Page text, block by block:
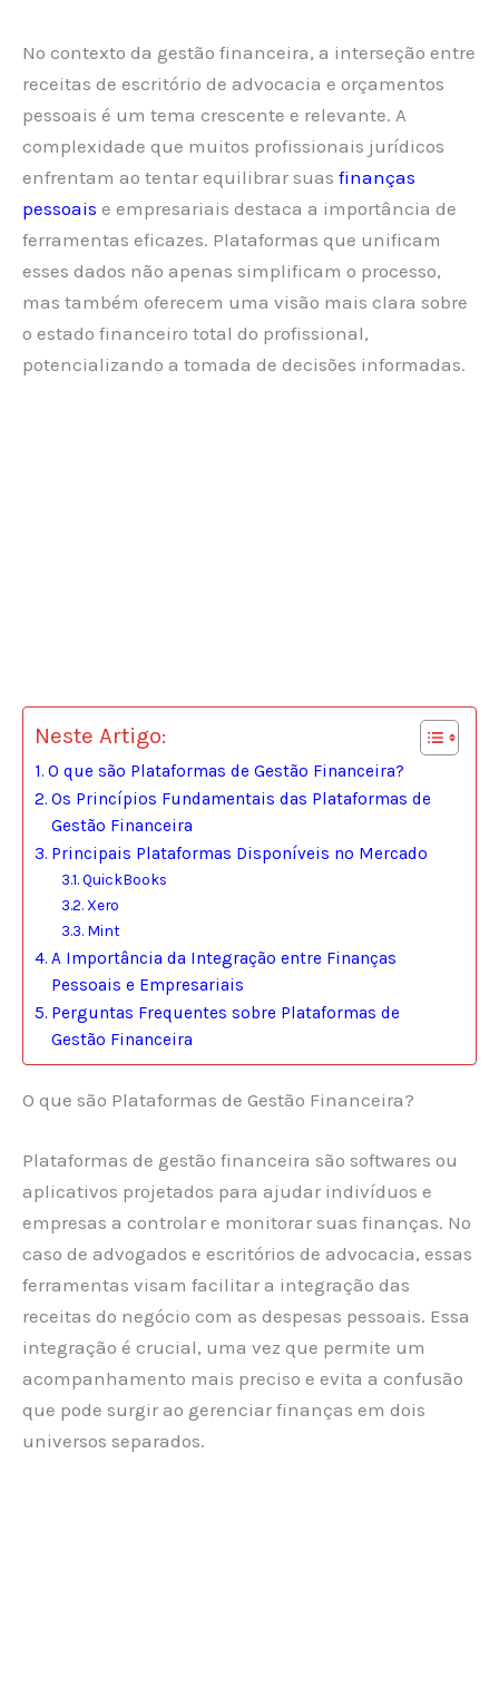
No contexto da gestão financeira, a interseção entre
receitas de escritório de advocacia e orçamentos
pessoais é um tema crescente e relevante. A
complexidade que muitos profissionais jurídicos
enfrentam ao tentar equilibrar suas finanças
pessoais e empresariais destaca a importância de
ferramentas eficazes. Plataformas que unificam
esses dados não apenas simplificam o processo,
mas também oferecem uma visão mais clara sobre
o estado financeiro total do profissional,
potencializando a tomada de decisões informadas.
Neste Artigo:
O que são Plataformas de Gestão Financeira?
Os Princípios Fundamentais das Plataformas de
Gestão Financeira
Principais Plataformas Disponíveis no Mercado
QuickBooks
Xero
Mint
A Importância da Integração entre Finanças
Pessoais e Empresariais
Perguntas Frequentes sobre Plataformas de
Gestão Financeira
O que são Plataformas de Gestão Financeira?
Plataformas de gestão financeira são softwares ou
aplicativos projetados para ajudar indivíduos e
empresas a controlar e monitorar suas finanças. No
caso de advogados e escritórios de advocacia, essas
ferramentas visam facilitar a integração das
receitas do negócio com as despesas pessoais. Essa
integração é crucial, uma vez que permite um
acompanhamento mais preciso e evita a confusão
que pode surgir ao gerenciar finanças em dois
universos separados.